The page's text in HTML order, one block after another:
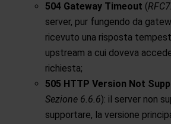
504 Gateway Timeout (
server, pur fungendo da
ricevuto una risposta
upstream a cui doveva
richiesta;
505 HTTP Version Not
Sezione 6.6.6): il server non
supportare, la versione